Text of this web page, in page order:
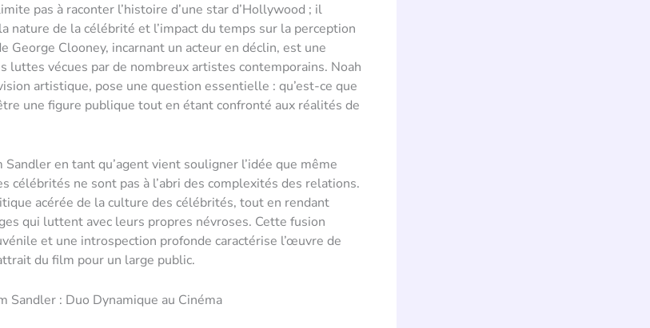
pas à raconter l’histoire d’une star d’Hollywood ; il
nature de la célébrité et l’impact du temps sur la perception
George Clooney, incarnant un acteur en déclin, est une
luttes vécues par de nombreux artistes contemporains. Noah
artistique, pose une question essentielle : qu’est-ce que
une figure publique tout en étant confronté aux réalités de
Sandler en tant qu’agent vient souligner l’idée que même
célébrités ne sont pas à l’abri des complexités des relations.
acérée de la culture des célébrités, tout en rendant
qui luttent avec leurs propres névroses. Cette fusion
et une introspection profonde caractérise l’œuvre de
du film pour un large public.
Sandler : Duo Dynamique au Cinéma